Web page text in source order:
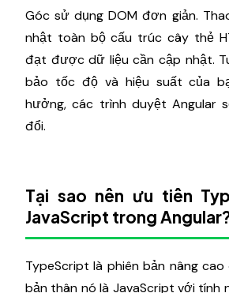
Góc sử dụng DOM đơn giản.
nhật toàn bộ cấu trúc cây thẻ
đạt được dữ liệu cần cập nhật.
bảo tốc độ và hiệu suất của
hưởng, các trình duyệt Angular
đổi.
Tại sao nên ưu tiên
JavaScript trong
TypeScript là phiên bản nâng
bản thân nó là JavaScript với tính